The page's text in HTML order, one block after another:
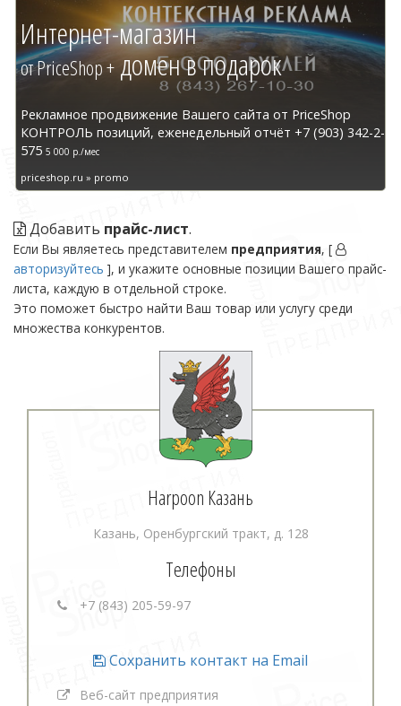
Интернет-магазин
от PriceShop +домен в подарок
Рекламное продвижение Вашего сайта от PriceShop
КОНТРОЛЬ позиций, еженедельный отчёт +7 (903) 342-2-
575 5 000 р./мес
priceshop.ru » promo
Добавить прайс-лист.
Если Вы являетесь представителем предприятия, [
авторизуйтесь ], и укажите основные позиции Вашего прайс-
листа, каждую в отдельной строке.
Это поможет быстро найти Ваш товар или услугу среди
множества конкурентов.
Harpoon Казань
Казань, Оренбургский тракт, д. 128
Телефоны
+7 (843) 205-59-97
Сохранить контакт на Email
Веб-сайт предприятия